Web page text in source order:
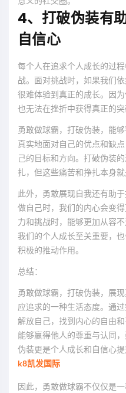
4、打破伪装有
自信心
每个人在追求个人成长的过
战。面对挑战时，如果我们
很难体验到真正的成长。因
也无法在挫折中获得真正的突
勇敢做球霸，打破伪装，能
真实地面对自己的优点和缺
己的目标和方向。打破伪装
扎，但这些痛苦和挣扎本身就
此外，勇敢展现自我还有助
做自己时，我们的内心会变
力和挑战时，能够更加从容
我们的个人成长至关重要，
积极的推动作用。
总结：
勇敢做球霸，打破伪装，展
应追求的一种生活态度。通
解放自己，找到内心的自由
能够赢得他人的尊重与认同
伪装更是个人成长和自信心提
k8凯发国际
因此，勇敢做球霸不仅仅是